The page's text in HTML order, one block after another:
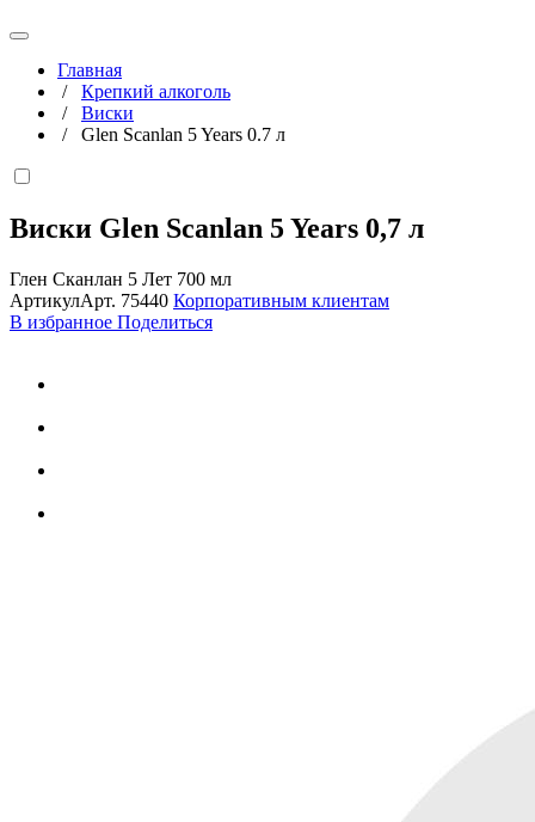
Главная
/ Крепкий алкоголь
/ Виски
/ Glen Scanlan 5 Years 0.7 л
Виски Glen Scanlan 5 Years 0,7 л
Глен Сканлан 5 Лет 700 мл
АртикулАрт. 75440 Корпоративным клиентам
В избранное Поделиться